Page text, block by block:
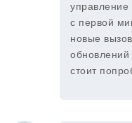
управление
с первой
новые
обновлений
стоит